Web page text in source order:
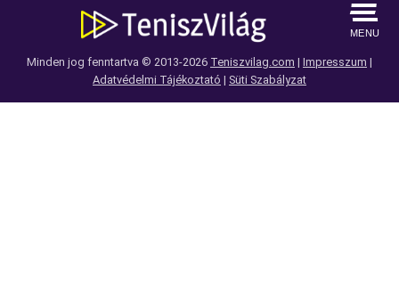
MENU
Minden jog fenntartva © 2013-2026 Teniszvilag.com | Impresszum |
Adatvédelmi Tájékoztató | Süti Szabályzat